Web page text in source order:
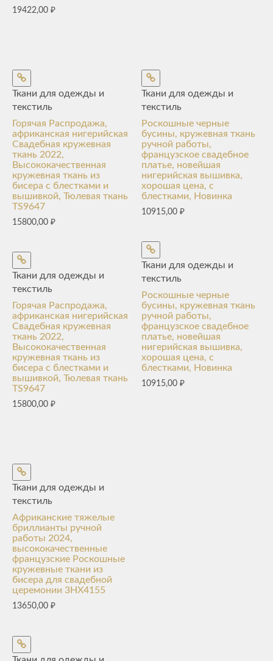
19422,00 ₽
Ткани для одежды и
текстиль
Горячая Распродажа,
африканская нигерийская
Свадебная кружевная
ткань 2022,
Высококачественная
кружевная ткань из
бисера с блестками и
вышивкой, Тюлевая ткань
TS9647
15800,00 ₽
Ткани для одежды и
текстиль
Горячая Распродажа,
африканская нигерийская
Свадебная кружевная
ткань 2022,
Высококачественная
кружевная ткань из
бисера с блестками и
вышивкой, Тюлевая ткань
TS9647
15800,00 ₽
Ткани для одежды и
текстиль
Роскошные черные
бусины, кружевная ткань
ручной работы,
французское свадебное
платье, новейшая
нигерийская вышивка,
хорошая цена, с
блестками, Новинка
10915,00₽
Ткани для одежды и
текстиль
Роскошные черные
бусины, кружевная ткань
ручной работы,
французское свадебное
платье, новейшая
нигерийская вышивка,
хорошая цена, с
блестками, Новинка
10915,00₽
Ткани для одежды и
текстиль
Африканские тяжелые
бриллианты ручной
работы 2024,
высококачественные
французские Роскошные
кружевные ткани из
бисера для свадебной
церемонии 3HX4155
13650,00 ₽